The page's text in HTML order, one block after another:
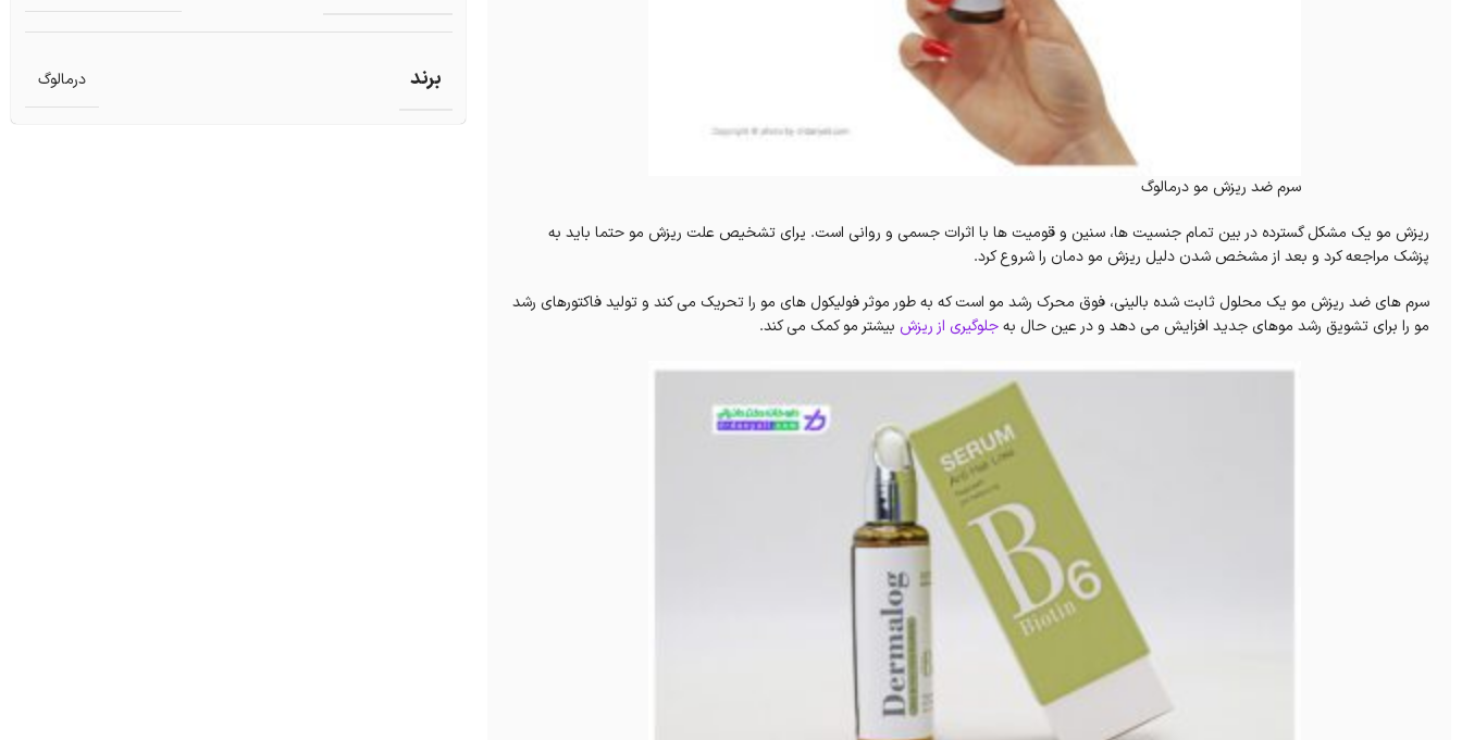
سرم ضد ریزش مو درمالوگ
ریزش مو یک مشکل گسترده در بین تمام جنسیت ها، سنین و قومیت ها با اثرات جسمی و روانی است. یرای تشخیص علت ریزش مو حتما باید به
پزشک مراجعه کرد و بعد از مشخص شدن دلیل ریزش مو دمان را شروع کرد.
سرم های ضد ریزش مو یک محلول ثابت شده بالینی، فوق محرک رشد مو است که به طور موثر فولیکول های مو را تحریک می کند و تولید فاکتورهای رشد
مو را برای تشویق رشد موهای جدید افزایش می دهد و در عین حال بهجلوگیری از ریزش بیشتر مو کمک می کند.
برند درمالوگ